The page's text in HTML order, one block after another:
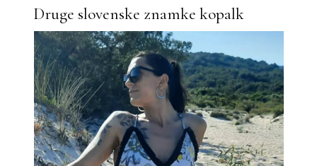
Druge slovenske znamke kopalk